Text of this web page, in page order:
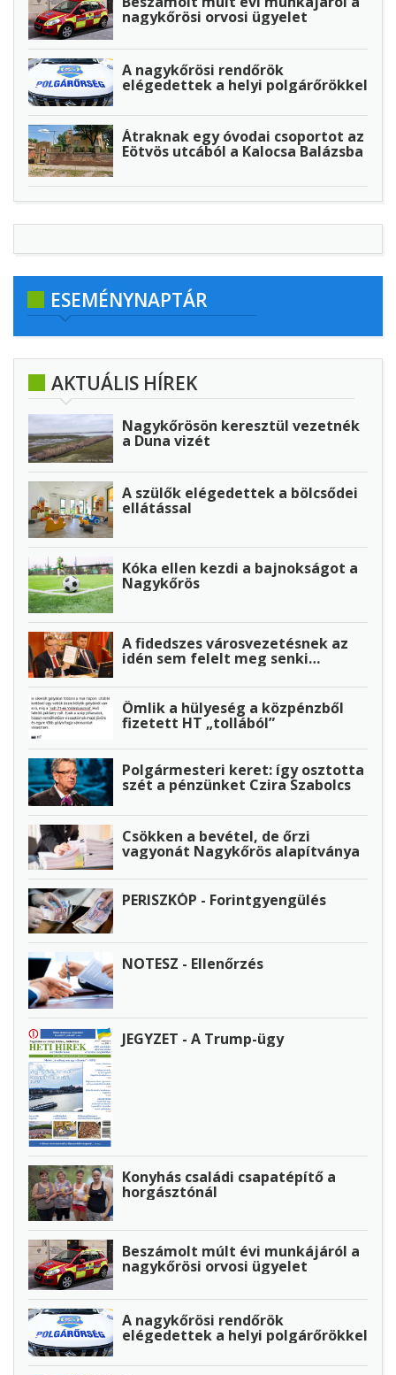
nagykőrösi orvosi ügyelet
A nagykőrösi rendőrök
elégedettek a helyi polgárőrökkel
Átraknak egy óvodai csoportot az
Eötvös utcából a Kalocsa Balázsba
ESEMÉNYNAPTÁR
AKTUÁLIS HÍREK
Nagykőrösön keresztül vezetnék
a Duna vizét
A szülők elégedettek a bölcsődei
ellátással
Kóka ellen kezdi a bajnokságot a
Nagykőrös
A fidedszes városvezetésnek az
idén sem felelt meg senki…
Ömlik a hülyeség a közpénzből
fizetett HT „tollából”
Polgármesteri keret: így osztotta
szét a pénzünket Czira Szabolcs
Csökken a bevétel, de őrzi
vagyonát Nagykőrös alapítványa
PERISZKÓP - Forintgyengülés
NOTESZ - Ellenőrzés
JEGYZET - A Trump-ügy
Konyhás családi csapatépítő a
horgásztónál
Beszámolt múlt évi munkájáról a
nagykőrösi orvosi ügyelet
A nagykőrösi rendőrök
elégedettek a helyi polgárőrökkel